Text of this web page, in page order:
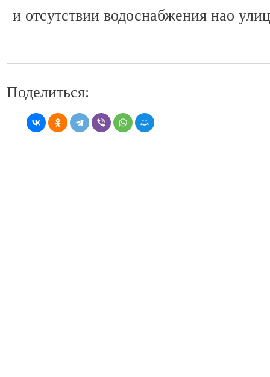
и отсутствии водоснабжения нао
Поделиться: